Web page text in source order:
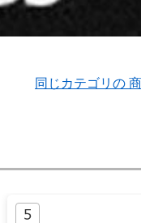
同じカテゴリの